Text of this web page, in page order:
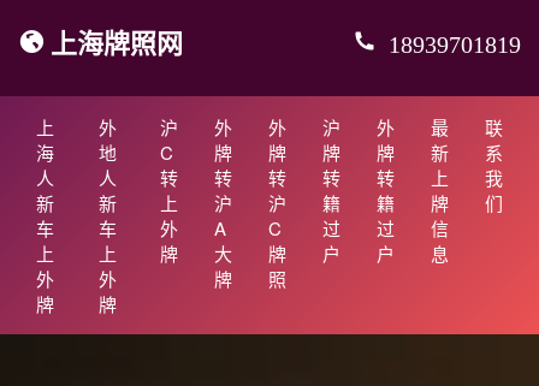
上海牌照网 18939701819
上
海
人
新
车
上
外
牌
外
地
人
新
车
上
外
牌
沪
C
转
上
外
牌
外
牌
转
沪
A
大
牌
外
牌
转
沪
C
牌
照
沪
牌
转
籍
过
户
外
牌
转
籍
过
户
最
新
上
牌
信
息
联
系
我
们